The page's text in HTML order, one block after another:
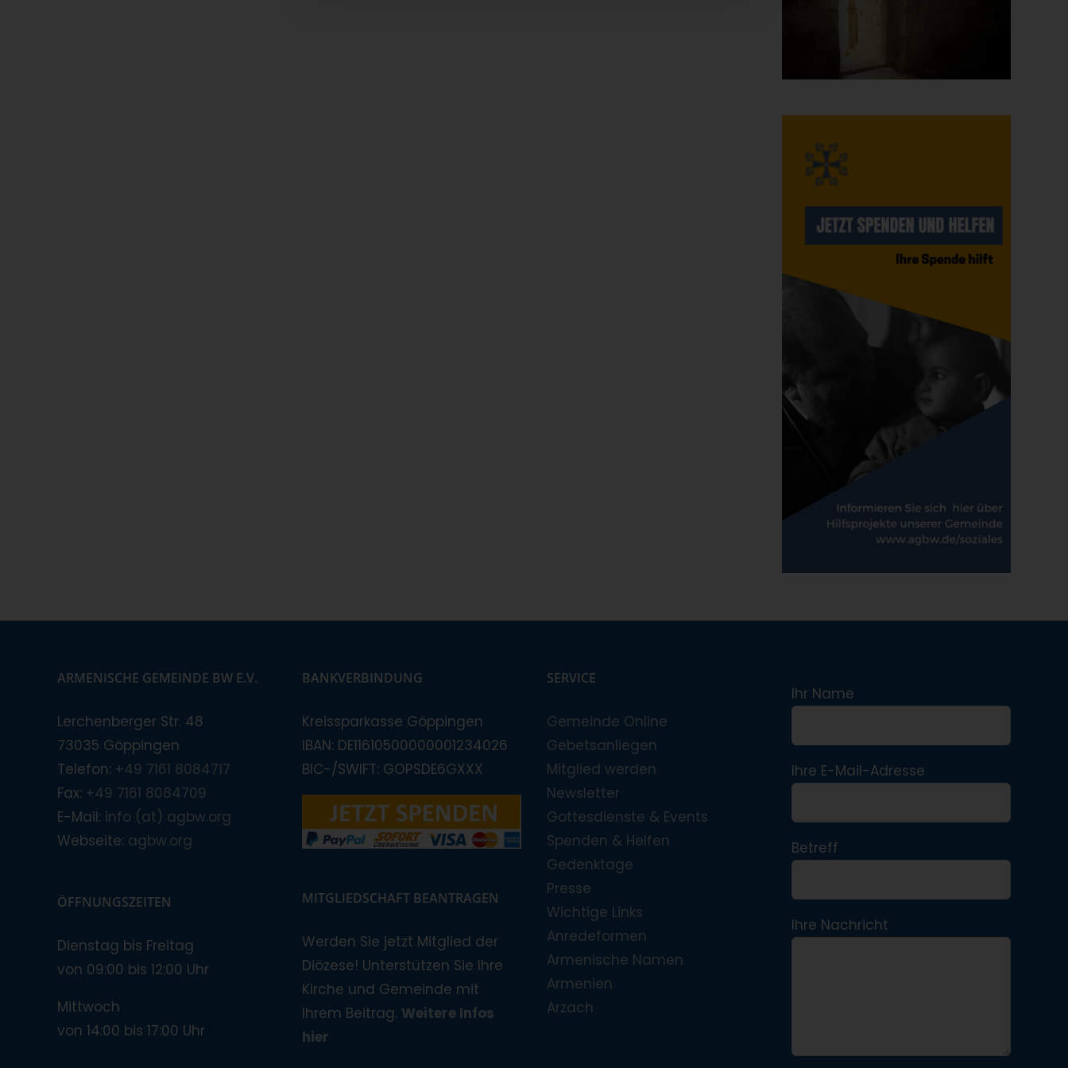
ARMENISCHE GEMEINDE BW E.V.
Lerchenberger Str. 48
73035 Göppingen
Telefon: +49 7161 8084717
Fax: +49 7161 8084709
E-Mail: info (at) agbw.org
Webseite: agbw.org
ÖFFNUNGSZEITEN
Dienstag bis Freitag
von 09:00 bis 12:00 Uhr
Mittwoch
von 14:00 bis 17:00 Uhr
BANKVERBINDUNG
Kreissparkasse Göppingen
IBAN: DE11610500000001234026
BIC-/SWIFT: GOPSDE6GXXX
MITGLIEDSCHAFT BEANTRAGEN
Werden Sie jetzt Mitglied der
Diözese! Unterstützen Sie Ihre
Kirche und Gemeinde mit
Ihrem Beitrag. Weitere Infos
hier
SERVICE
Gemeinde Online
Gebetsanliegen
Mitglied werden
Newsletter
Gottesdienste & Events
Spenden & Helfen
Gedenktage
Presse
Wichtige Links
Anredeformen
Armenische Namen
Armenien
Arzach
Ihr Name
Ihre E-Mail-Adresse
Betreff
Ihre Nachricht